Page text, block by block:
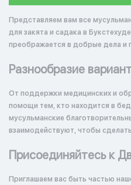
Представляем вам все
для закята и садака в
преображается в добрые дела и
Разнообразие
От поддержки медицинских и
помощи тем, кто находится в
мусульманские
взаимодействуют, чтобы
Присоединяйтесь к
Приглашаем вас быть частью